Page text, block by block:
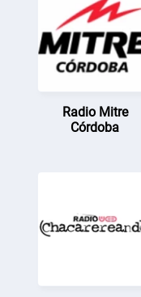
Radio Mitre
Córdoba